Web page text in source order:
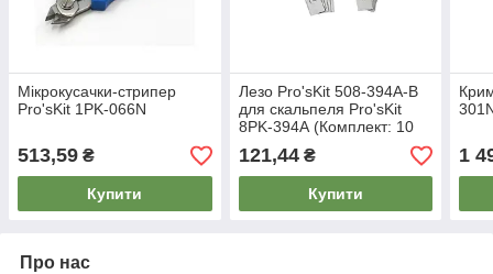
Мікрокусачки-стрипер
Pro'sKit 1PK-066N
513,59 ₴
Купити
Лезо Pro'sKit 508-394A-B
для скальпеля Pro'sKit
8PK-394А (Комплект: 10
121,44₴
Купити
1
Про нас